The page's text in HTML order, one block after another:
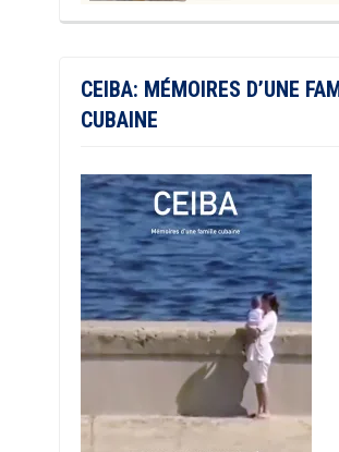
CEIBA: MÉMOIRES D’UNE
CUBAINE